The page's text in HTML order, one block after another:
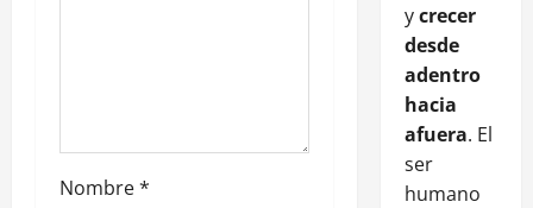
Nombre*
ycrecer
desde
adentro
hacia
afuera. El
ser
humano